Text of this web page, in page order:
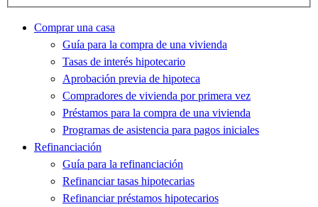
Comprar una casa
Guía para la compra de una vivienda
Tasas de interés hipotecario
Aprobación previa de hipoteca
Compradores de vivienda por primera vez
Préstamos para la compra de una vivienda
Programas de asistencia para pagos iniciales
Refinanciación
Guía para la refinanciación
Refinanciar tasas hipotecarias
Refinanciar préstamos hipotecarios